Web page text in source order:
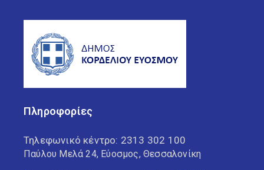
Πληροφορίες
Τηλεφωνικό κέντρο: 2313 302 100
Παύλου Μελά 24, Εύοσμος, Θεσσαλονίκη